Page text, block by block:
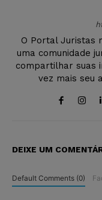
O Portal Juristas
uma comunidade
compartilhar suas
vez mais seu
DEIXE UM
Default Comments (0)